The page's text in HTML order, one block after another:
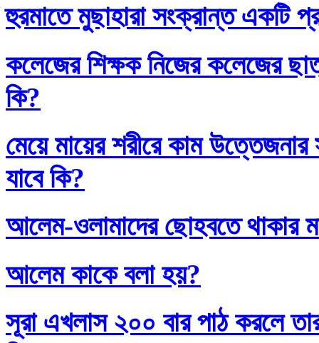
হুরমাতে মুছাহারা সংক্রান্ত একটি
কলেজের শিক্ষক নিজের কলেজের
কি?
মেয়ে মায়ের শরীরে কাম উত্তেজনার
যাবে কি?
আলেম-ওলামাদের ছোহবতে থাকার
আলেম কাকে বলা হয়?
সূরা এখলাস ২০০ বার পাঠ করলে